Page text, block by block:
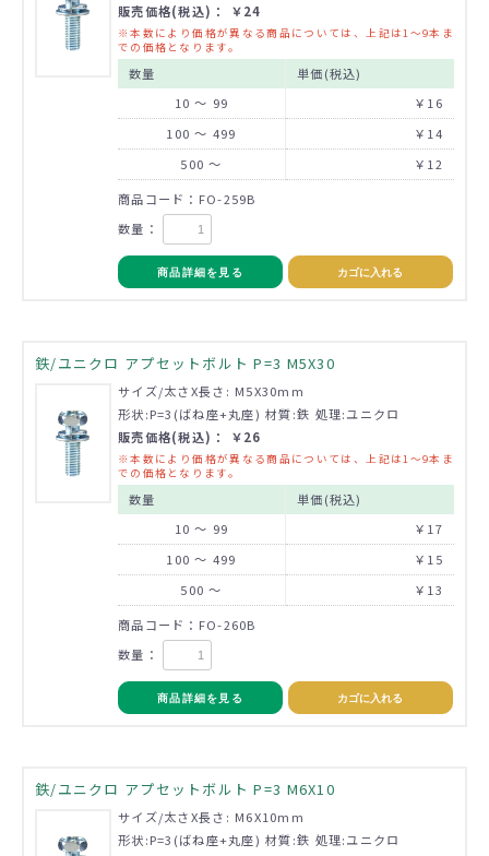
販売価格(税込)： ￥24
※本数により価格が異なる商品については、上記は1～9本ま
での価格となります。
数量
単価(税込)
10 ～ 99
￥16
100 ～ 499
￥14
500 ～
￥12
商品コード：FO-259B
数量：
商品詳細を見る カゴに入れる
鉄/ユニクロ アプセットボルト P=3 M5X30
サイズ/太さX長さ: M5X30mm
形状:P=3(ばね座+丸座) 材質:鉄 処理:ユニクロ
販売価格(税込)： ￥26
※本数により価格が異なる商品については、上記は1～9本ま
での価格となります。
数量
単価(税込)
10 ～ 99
￥17
100 ～ 499
￥15
500 ～
￥13
商品コード：FO-260B
数量：
商品詳細を見る カゴに入れる
鉄/ユニクロ アプセットボルト P=3 M6X10
サイズ/太さX長さ: M6X10mm
形状:P=3(ばね座+丸座) 材質:鉄 処理:ユニクロ